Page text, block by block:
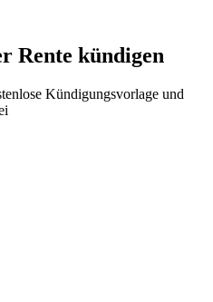
Rente kündigen
Kündigungsvorlage und